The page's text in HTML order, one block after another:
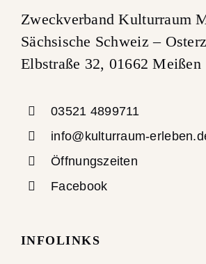
Zweckverband Kulturraum
Sächsische Schweiz –
Elbstraße 32, 01662 Meißen
03521 4899711
info@kulturraum-
Öffnungszeiten
Facebook
INFOLINKS